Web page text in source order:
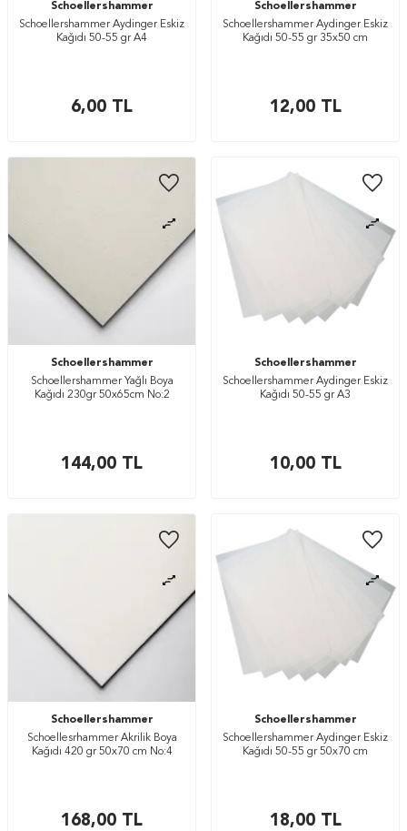
Schoellershammer
Schoellershammer Aydinger Eskiz
Kağıdı 50-55 gr A4
6,00 TL
Schoellershammer
Schoellershammer Aydinger Eskiz
Kağıdı 50-55 gr 35x50 cm
12,00TL
Schoellershammer
Schoellershammer Yağlı Boya
Kağıdı 230gr 50x65cm No:2
144,00 TL
Schoellershammer
Schoellershammer Aydinger Eskiz
Kağıdı 50-55 gr A3
10,00TL
Schoellershammer
Schoellesrhammer Akrilik Boya
Kağıdı 420 gr 50x70 cm No:4
168,00 TL
Schoellershammer
Schoellershammer Aydinger Eskiz
Kağıdı 50-55 gr 50x70 cm
18,00TL